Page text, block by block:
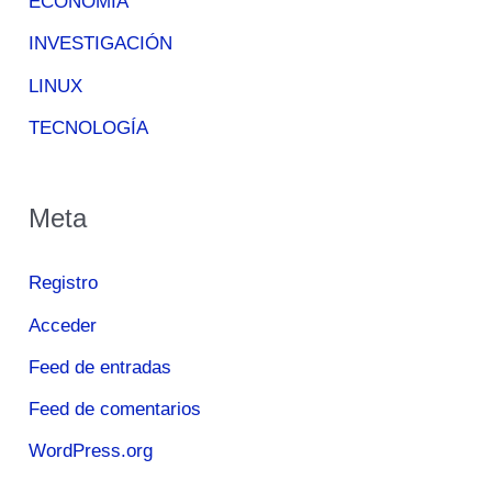
INVESTIGACIÓN
LINUX
TECNOLOGÍA
Meta
Registro
Acceder
Feed de entradas
Feed de comentarios
WordPress.org